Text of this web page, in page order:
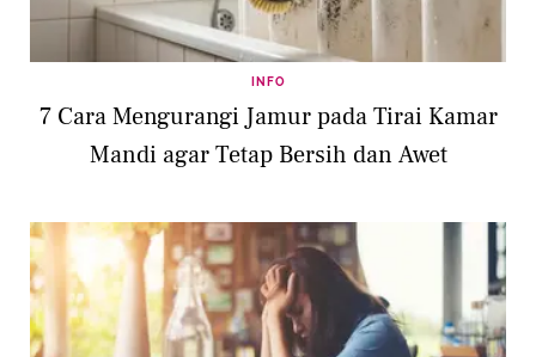
INFO
7 Cara Mengurangi Jamur pada Tirai Kamar
Mandi agar Tetap Bersih dan Awet